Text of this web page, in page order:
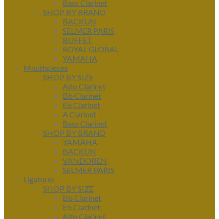
Bass Clarinet
SHOP BY BRAND
BACKUN
SELMER PARIS
BUFFET
ROYAL GLOBAL
YAMAHA
Mouthpieces
SHOP BY SIZE
Alto Clarinet
Bb Clarinet
Eb Clarinet
A Clarinet
Bass Clarinet
SHOP BY BRAND
YAMAHA
BACKUN
VANDOREN
SELMER PARIS
Ligatures
SHOP BY SIZE
Bb Clarinet
Eb Clarinet
Alto Clarinet